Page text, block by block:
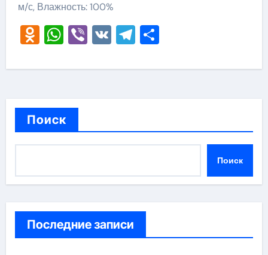
м/с, Влажность: 100%
Odnoklassniki
WhatsApp
Viber
VKTelegram
Отправить
Поиск
Поиск
Последние записи